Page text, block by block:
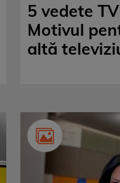
5 vedete
Motivul
altă